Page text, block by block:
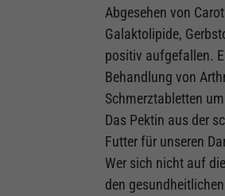
Abgesehen von
Galaktolipide,
positiv aufgefallen.
Behandlung von
Schmerztabletten
Das Pektin aus der
Futter für unseren
Wer sich nicht auf
den